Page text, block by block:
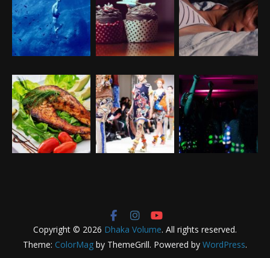
Copyright © 2026 Dhaka Volume. All rights reserved.
Theme: ColorMag by ThemeGrill. Powered by WordPress.